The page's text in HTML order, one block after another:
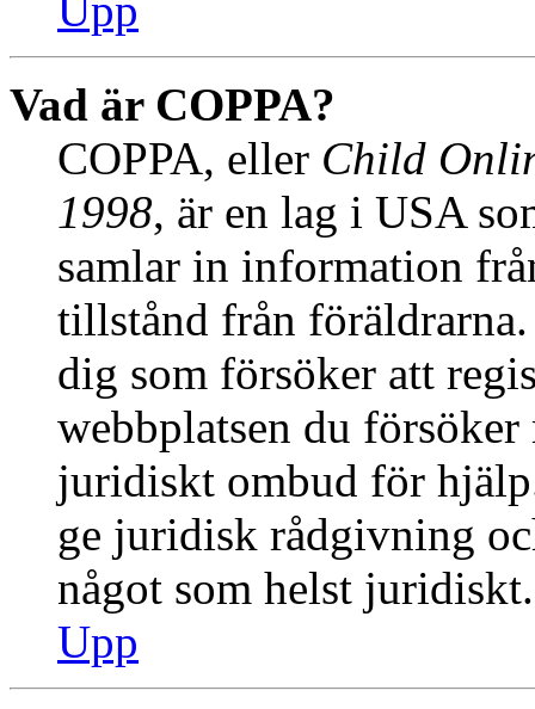
Vad är COPPA?
COPPA, eller Child
1998, är en lag i USA
samlar in information
tillstånd från
dig som försöker att
webbplatsen du
juridiskt ombud för
ge juridisk rådgivning
något som helst juridiskt.
Upp